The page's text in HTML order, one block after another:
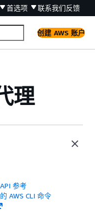
首选项 联系我们反馈
创建 AWS 账户
理
参考
AWS CLI 命令